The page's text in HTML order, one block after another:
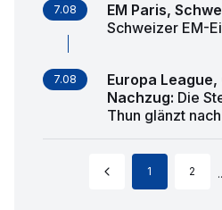
7.08 EM Paris,
Schweizer EM-
7.08
Europa
Nachzug: Die
Thun glänzt
1 2